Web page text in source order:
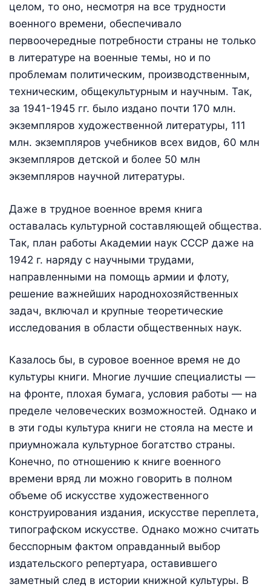
целом, то оно, несмотря на все трудности
военного времени, обеспечивало
первоочередные потребности страны не только
в литературе на военные темы, но и по
проблемам политическим, производственным,
техническим, общекультурным и научным. Так,
за 1941-1945 гг. было издано почти 170 млн.
экземпляров художественной литературы, 111
млн. экземпляров учебников всех видов, 60 млн
экземпляров детской и более 50 млн
экземпляров научной литературы.
Даже в трудное военное время книга
оставалась культурной составляющей общества.
Так, план работы Академии наук СССР даже на
1942 г. наряду с научными трудами,
направленными на помощь армии и флоту,
решение важнейших народнохозяйственных
задач, включал и крупные теоретические
исследования в области общественных наук.
Казалось бы, в суровое военное время не до
культуры книги. Многие лучшие специалисты —
на фронте, плохая бумага, условия работы — на
пределе человеческих возможностей. Однако и
в эти годы культура книги не стояла на месте и
приумножала культурное богатство страны.
Конечно, по отношению к книге военного
времени вряд ли можно говорить в полном
объеме об искусстве художественного
конструирования издания, искусстве переплета,
типографском искусстве. Однако можно считать
бесспорным фактом оправданный выбор
издательского репертуара, оставившего
заметный след в истории книжной культуры. В